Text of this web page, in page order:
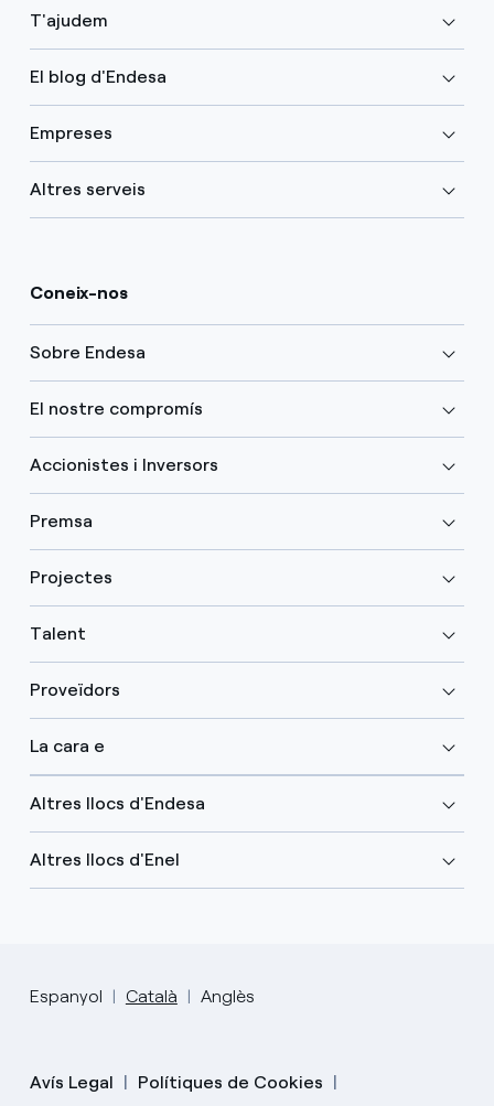
T'ajudem
El blog d'Endesa
Empreses
Altres serveis
Coneix-nos
Sobre Endesa
El nostre compromís
Accionistes i Inversors
Premsa
Projectes
Talent
Proveïdors
La cara e
Altres llocs d'Endesa
Altres llocs d'Enel
Espanyol Català Anglès
Avís Legal Polítiques de Cookies